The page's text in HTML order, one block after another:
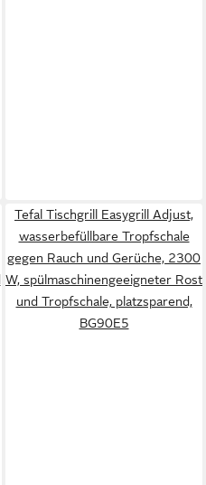
Tefal Tischgrill Easygrill Adjust,
wasserbefüllbare Tropfschale
gegen Rauch und Gerüche, 2300
W, spülmaschinengeeigneter Rost
und Tropfschale, platzsparend,
BG90E5